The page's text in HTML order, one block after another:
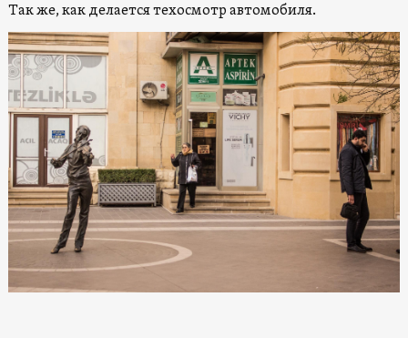
Так же, как делается техосмотр автомобиля.